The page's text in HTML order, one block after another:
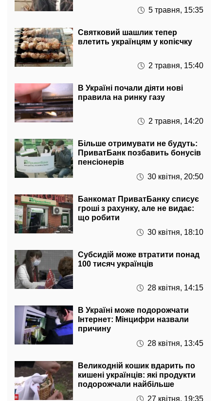
5 травня, 15:35
Святковий шашлик тепер
влетить українцям у копієчку
2 травня, 15:40
В Україні почали діяти нові
правила на ринку газу
2 травня, 14:20
Більше отримувати не будуть:
ПриватБанк позбавить бонусів
пенсіонерів
30 квітня, 20:50
Банкомат ПриватБанку списує
гроші з рахунку, але не видає:
що робити
30 квітня, 18:10
Субсидій може втратити понад
100 тисяч українців
28 квітня, 14:15
В Україні може подорожчати
Інтернет: Мінцифри назвали
причину
28 квітня, 13:45
Великодній кошик вдарить по
кишені українців: які продукти
подорожчали найбільше
27 квітня, 19:35